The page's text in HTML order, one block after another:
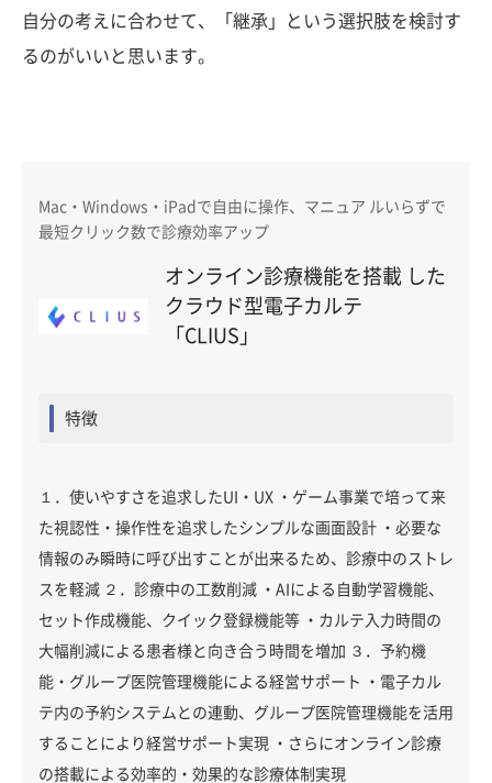
自分の考えに合わせて、「継承」という選択肢を検討す
るのがいいと思います。
Mac・Windows・iPadで自由に操作、マニュア ルいらずで
最短クリック数で診療効率アップ
オンライン診療機能を搭載 した
クラウド型電子カルテ
「CLIUS」
特徴
１．使いやすさを追求したUI・UX ・ゲーム事業で培って来
た視認性・操作性を追求したシンプルな画面設計 ・必要な
情報のみ瞬時に呼び出すことが出来るため、診療中のストレ
スを軽減 ２．診療中の工数削減 ・AIによる自動学習機能、
セット作成機能、クイック登録機能等 ・カルテ入力時間の
大幅削減による患者様と向き合う時間を増加 ３．予約機
能・グループ医院管理機能による経営サポート ・電子カル
テ内の予約システムとの連動、グループ医院管理機能を活用
することにより経営サポート実現 ・さらにオンライン診療
の搭載による効率的・効果的な診療体制実現